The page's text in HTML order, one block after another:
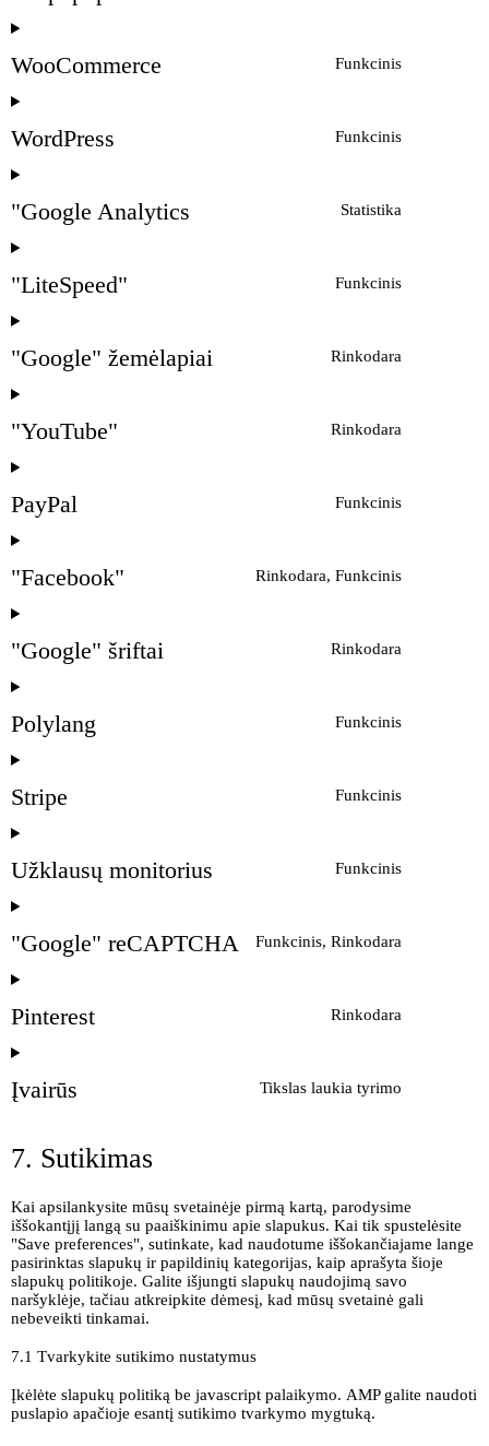
WooCommerce Funkcinis
WordPress Funkcinis
"Google Analytics Statistika
"LiteSpeed" Funkcinis
"Google" žemėlapiai Rinkodara
"YouTube" Rinkodara
PayPal Funkcinis
"Facebook" Rinkodara, Funkcinis
"Google" šriftai Rinkodara
Polylang Funkcinis
Stripe Funkcinis
Užklausų monitorius Funkcinis
"Google" reCAPTCHA Funkcinis, Rinkodara
Pinterest Rinkodara
Įvairūs Tikslas laukia tyrimo
7. Sutikimas
Kai apsilankysite mūsų svetainėje pirmą kartą, parodysime
iššokantįjį langą su paaiškinimu apie slapukus. Kai tik spustelėsite
"Save preferences", sutinkate, kad naudotume iššokančiajame lange
pasirinktas slapukų ir papildinių kategorijas, kaip aprašyta šioje
slapukų politikoje. Galite išjungti slapukų naudojimą savo
naršyklėje, tačiau atkreipkite dėmesį, kad mūsų svetainė gali
nebeveikti tinkamai.
7.1 Tvarkykite sutikimo nustatymus
Įkėlėte slapukų politiką be javascript palaikymo. AMP galite naudoti
puslapio apačioje esantį sutikimo tvarkymo mygtuką.